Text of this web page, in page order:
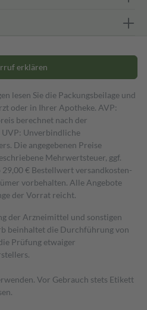
erklären
lesen Sie die Packungsbeilage und
oder in Ihrer Apotheke. AVP:
berechnet nach der
Unverbindliche
Die angegebenen Preise
Mehrwertsteuer, ggf.
29,00 € Bestell­wert versand­kosten­
vorbehalten. Alle Angebote
der Vorrat reicht.
der Arzneimittel und sonstigen
beinhaltet die Durchführung von
Prüfung etwaiger
Vor Gebrauch stets Etikett